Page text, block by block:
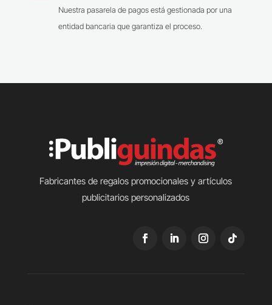
Nuestra pasarela de pagos está gestionada por una
entidad bancaria que garantiza el proceso.
Fabricantes de regalos promocionales y artículos
publicitarios personalizados